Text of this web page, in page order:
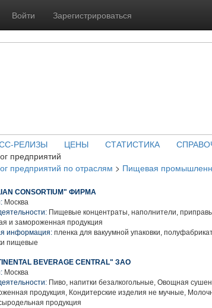
Войти Зарегистрироваться
РЕЛИЗЫ ЦЕНЫ СТАТИСТИКА
предприятий
предприятий по отраслям > Пищевая
CONSORTIUM" ФИРМА
Москва
Пищевые концентраты, наполнители,
и замороженная продукция
информация: пленка для вакуумной упаковки,
пищевые
BEVERAGE CENTRAL" ЗАО
Москва
Пиво, напитки безалкогольные, Овощная
продукция, Кондитерские изделия не мучные,
продукция